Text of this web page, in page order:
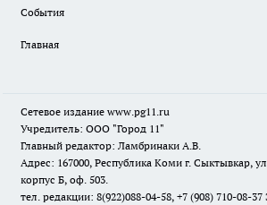
События
Главная
Сетевое издание www.pg11.ru
Учредитель: ООО "Город 11"
Главный редактор: Ламбринаки А.В.
Адрес: 167000, Республика Коми г. Сыктывкар,
корпус Б, оф. 503.
тел. редакции: 8(922)088-04-58, +7 (908) 710-08-37